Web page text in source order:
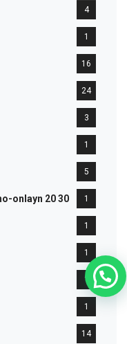
4
1
16
24
3
1
5
onlayn 20 30 1
1
1
1
1
14